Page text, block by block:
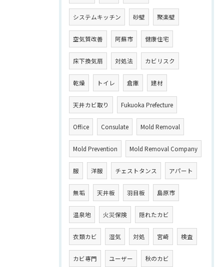
システムキッチン 砂壁 聚楽壁
空気質改善 阿蘇市 健康住宅
床下換気扇 対処法 カビリスク
乾燥 トイレ 倉庫 建材
天井カビ取り Fukuoka Prefecture
Office Consulate Mold Removal
Mold Prevention Mold Removal Company
服 洋服 チェストタンス アパート
無垢 天井板 羽目板 島原市
温泉地 火災保険 隠れたカビ
衣類カビ 湿気 対処 宮崎 検査
カビ専門 ユーザー 秋のカビ